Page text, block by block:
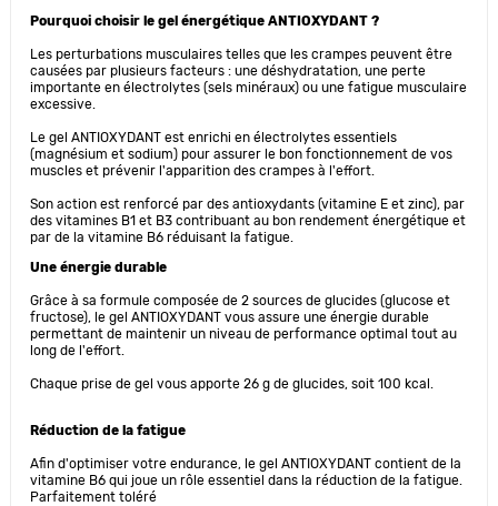
Pourquoi choisir le gel énergétique ANTIOXYDANT ?
Les perturbations musculaires telles que les crampes peuvent être
causées par plusieurs facteurs : une déshydratation, une perte
importante en électrolytes (sels minéraux) ou une fatigue musculaire
excessive.
Le gel ANTIOXYDANT est enrichi en électrolytes essentiels
(magnésium et sodium) pour assurer le bon fonctionnement de vos
muscles et prévenir l'apparition des crampes à l'effort.
Son action est renforcé par des antioxydants (vitamine E et zinc), par
des vitamines B1 et B3 contribuant au bon rendement énergétique et
par de la vitamine B6 réduisant la fatigue.
Une énergie durable
Grâce à sa formule composée de 2 sources de glucides (glucose et
fructose), le gel ANTIOXYDANT vous assure une énergie durable
permettant de maintenir un niveau de performance optimal tout au
long de l'effort.
Chaque prise de gel vous apporte 26 g de glucides, soit 100 kcal.
Réduction de la fatigue
Afin d'optimiser votre endurance, le gel ANTIOXYDANT contient de la
vitamine B6 qui joue un rôle essentiel dans la réduction de la fatigue.
Parfaitement toléré